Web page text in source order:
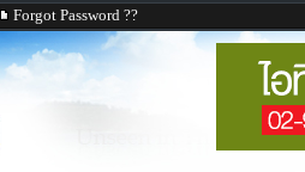
Forgot Password ??